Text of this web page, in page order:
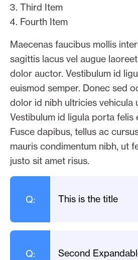
Third Item
Fourth Item
Maecenas faucibus mollis
sagittis lacus vel augue
dolor auctor. Vestibulum id
euismod semper. Donec sed
dolor id nibh ultricies vehicula
Vestibulum id ligula porta felis
Fusce dapibus, tellus ac
mauris condimentum nibh, ut
justo sit amet risus.
Q: This is the title
Cras mattis
Q: Second